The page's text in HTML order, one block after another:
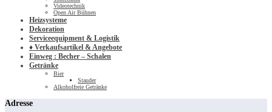
Videotechnik
Open Air Bühnen
Heizsysteme
Dekoration
Serviceequipment & Logistik
♦ Verkaufsartikel & Angebote
Einweg : Becher – Schalen
Getränke
Bier
Stauder
Alkoholfreie Getränke
Adresse